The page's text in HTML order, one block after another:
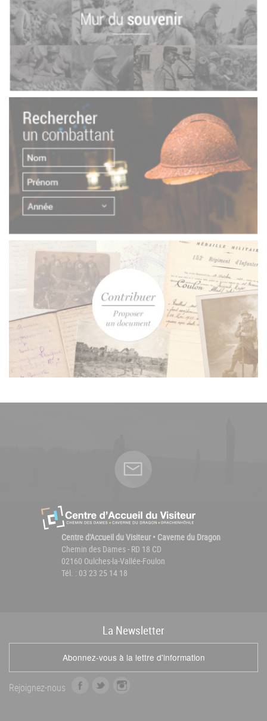
Centre d'Accueil du Visiteur • Caverne du Dragon
Chemin des Dames - RD 18 CD
02160 Oulches-la-Vallée-Foulon
Tél. : 03 23 25 14 18
La Newsletter
Abonnez-vous à la lettre d'information
Rejoignez-nous